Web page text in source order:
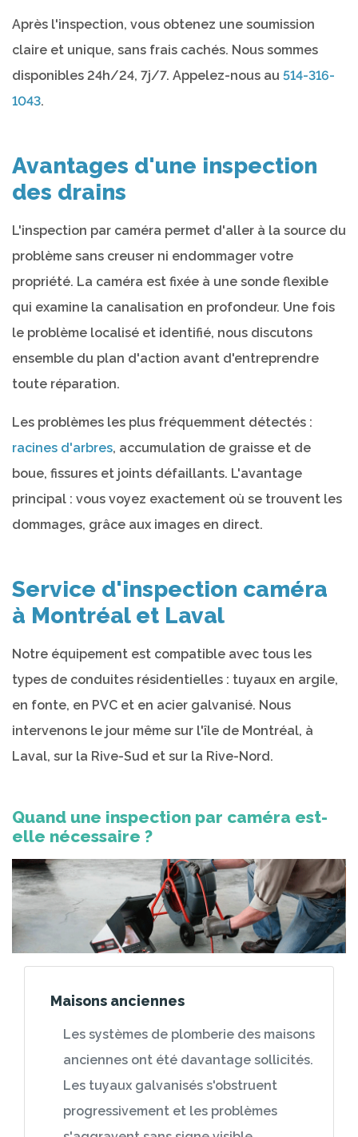
Après l'inspection, vous obtenez une soumission
claire et unique, sans frais cachés. Nous sommes
disponibles 24h/24, 7j/7. Appelez-nous au 514-316-
1043.
Avantages d'une inspection
des drains
L'inspection par caméra permet d'aller à la source du
problème sans creuser ni endommager votre
propriété. La caméra est fixée à une sonde flexible
qui examine la canalisation en profondeur. Une fois
le problème localisé et identifié, nous discutons
ensemble du plan d'action avant d'entreprendre
toute réparation.
Les problèmes les plus fréquemment détectés :
racines d'arbres, accumulation de graisse et de
boue, fissures et joints défaillants. L'avantage
principal : vous voyez exactement où se trouvent les
dommages, grâce aux images en direct.
Service d'inspection caméra
à Montréal et Laval
Notre équipement est compatible avec tous les
types de conduites résidentielles : tuyaux en argile,
en fonte, en PVC et en acier galvanisé. Nous
intervenons le jour même sur l'île de Montréal, à
Laval, sur la Rive-Sud et sur la Rive-Nord.
Quand une inspection par caméra est-
elle nécessaire ?
Maisons anciennes
Les systèmes de plomberie des maisons
anciennes ont été davantage sollicités.
Les tuyaux galvanisés s'obstruent
progressivement et les problèmes